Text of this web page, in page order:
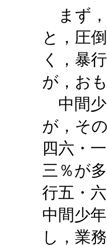
まず，
と，圧
く，暴
が，お
中間少
が，そ
四六・
三％が
行五・
中間少
し，業